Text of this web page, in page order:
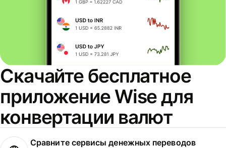
Скачайте бесплатное
приложение Wise для
конвертации валют
Сравните сервисы денежных переводов